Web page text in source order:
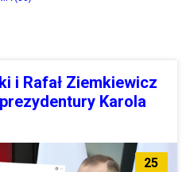
i Rafał Ziemkiewicz
Karola
25